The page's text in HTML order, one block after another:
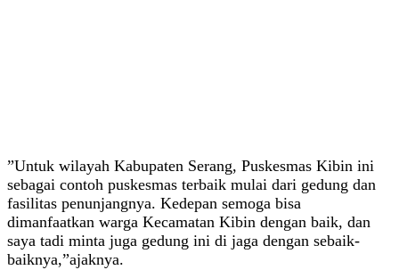
”Untuk wilayah Kabupaten Serang, Puskesmas Kibin ini
sebagai contoh puskesmas terbaik mulai dari gedung dan
fasilitas penunjangnya. Kedepan semoga bisa
dimanfaatkan warga Kecamatan Kibin dengan baik, dan
saya tadi minta juga gedung ini di jaga dengan sebaik-
baiknya,”ajaknya.